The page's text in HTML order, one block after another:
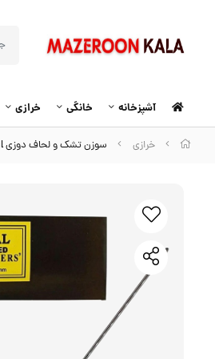
آشپزخانه خانگی خرازی
خرازی سوزن تشک و لحاف دوزی Royal رویال 5 اینچ HKH-037